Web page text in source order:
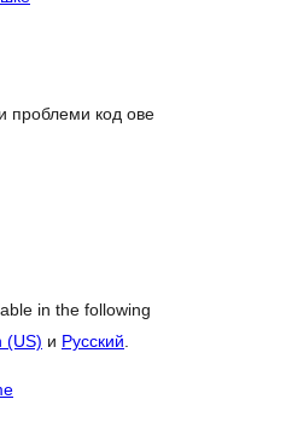
проблеми код ове
in the following
(US) и Русский.